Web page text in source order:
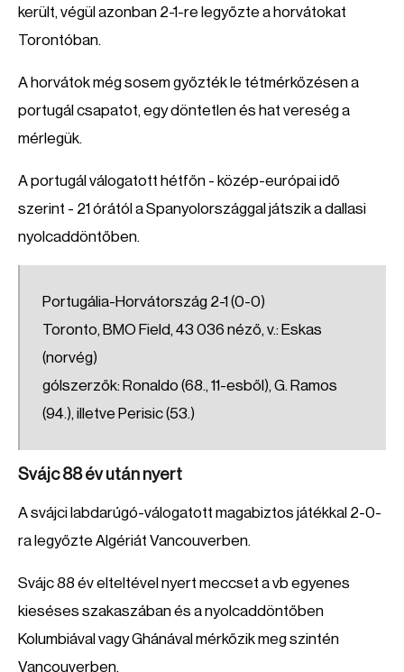
került, végül azonban 2-1-re legyőzte a horvátokat
Torontóban.
A horvátok még sosem győzték le tétmérkőzésen a
portugál csapatot, egy döntetlen és hat vereség a
mérlegük.
A portugál válogatott hétfőn - közép-európai idő
szerint - 21 órától a Spanyolországgal játszik a dallasi
nyolcaddöntőben.
Portugália-Horvátország 2-1 (0-0)
Toronto, BMO Field, 43 036 néző, v.: Eskas
(norvég)
gólszerzők: Ronaldo (68., 11-esből), G. Ramos
(94.), illetve Perisic (53.)
Svájc 88 év után nyert
A svájci labdarúgó-válogatott magabiztos játékkal 2-0-
ra legyőzte Algériát Vancouverben.
Svájc 88 év elteltével nyert meccset a vb egyenes
kieséses szakaszában és a nyolcaddöntőben
Kolumbiával vagy Ghánával mérkőzik meg szintén
Vancouverben.